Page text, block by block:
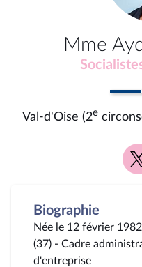
Mme
Val-d'Oise (2e
Biographie
Née le 12 février
(37) - Cadre
d'entreprise